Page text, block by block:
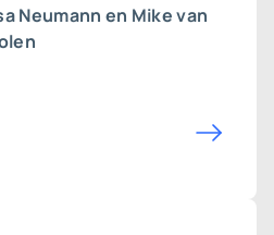
Neumann en Mike van